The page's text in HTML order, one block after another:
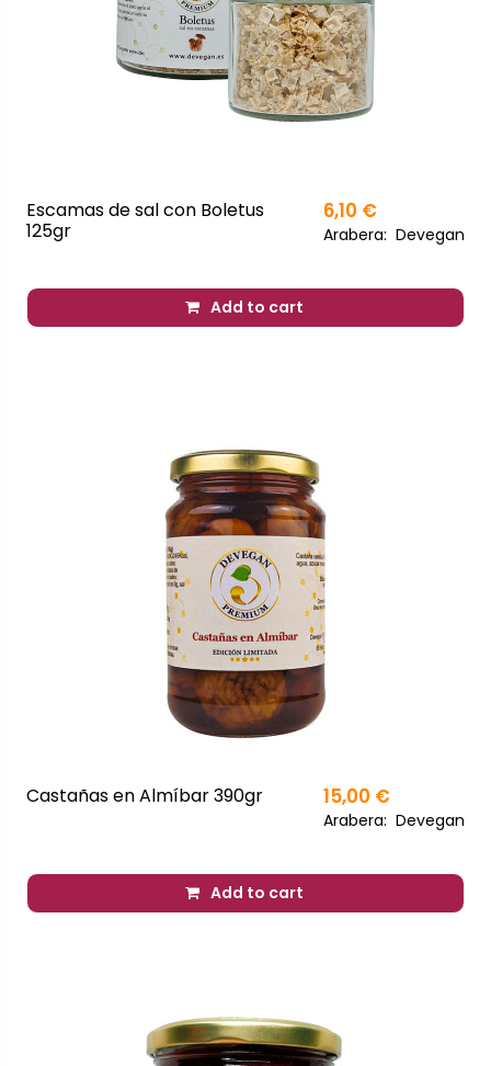
Escamas de sal con Boletus
125gr
6,10 €
Arabera: Devegan
Add to cart
Castañas en Almíbar 390gr 15,00 €
Arabera: Devegan
Add to cart